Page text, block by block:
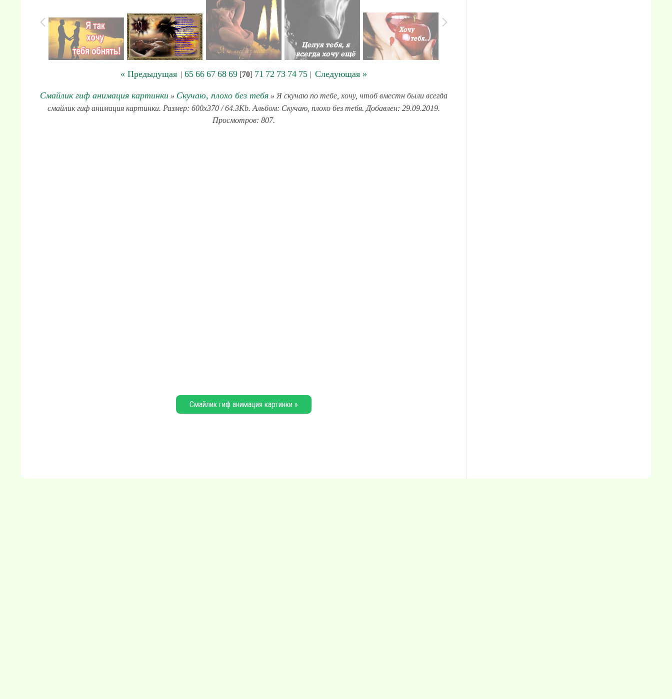
« Предыдущая| 65 66 67 68 69[70] 71 72 73 74 75| Следующая »
Смайлик гиф анимация картинки» Скучаю, плохо без тебя» Я скучаю по тебе, хочу, чтоб вместн были всегда
смайлик гиф анимация картинки. Размер: 600x370 / 64.3Kb. Альбом: Скучаю, плохо без тебя. Добавлен: 29.09.2019.
Просмотров: 807.
Смайлик гиф анимация картинки »